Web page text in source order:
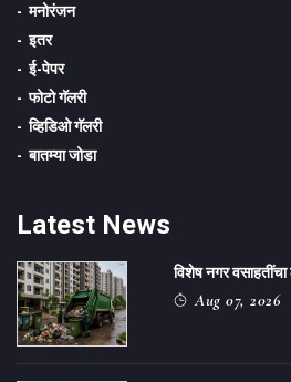
मनोरंजन
इतर
ई-पेपर
फोटो गॅलरी
व्हिडिओ गॅलरी
बातम्या जोडा
Latest News
विशेष नगर वसाहतींचा
Aug 07, 2026